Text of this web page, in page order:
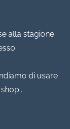
alla stagione.
di usare